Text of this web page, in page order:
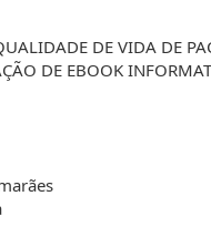
DE VIDA DE
DE EBOOK